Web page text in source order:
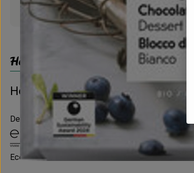
Produktdatenblatt
Herkunft
Hersteller: Vivani
Deutschland
EcoFinia GmbH